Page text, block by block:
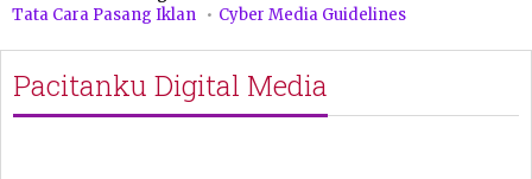
Tata Cara Pasang Iklan
Cyber Media Guidelines
Pacitanku Digital Media